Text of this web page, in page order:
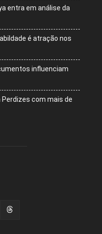
entra em análise da
é atração nos
influenciam
Perdizes com mais de